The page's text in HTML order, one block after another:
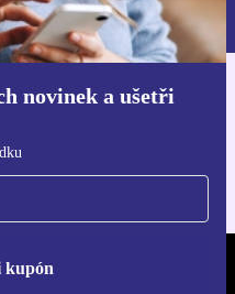
novinek a ušetři
kupón
.
refurbed
RETHINK NEW.